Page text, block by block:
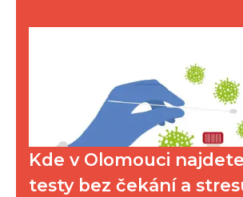
Kde v Olomouci
testy bez čekání a